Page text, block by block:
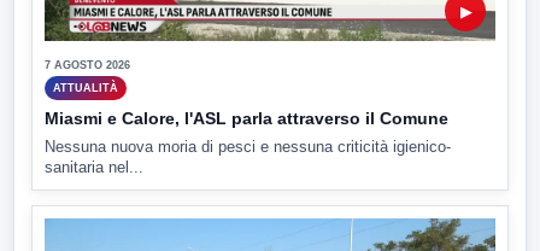
▶
7 AGOSTO 2026
ATTUALITÀ
Miasmi e Calore, l'ASL parla attraverso il Comune
Nessuna nuova moria di pesci e nessuna criticità igienico-
sanitaria nel...